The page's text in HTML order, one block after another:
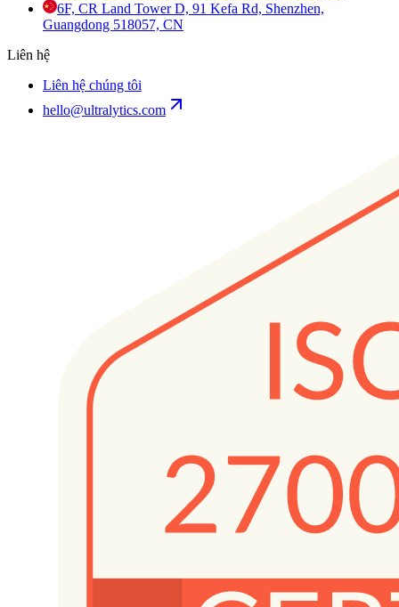
6F, CR Land Tower D, 91 Kefa Rd, Shenzhen,
Guangdong 518057, CN
Liên hệ
Liên hệ chúng tôi
hello@ultralytics.com